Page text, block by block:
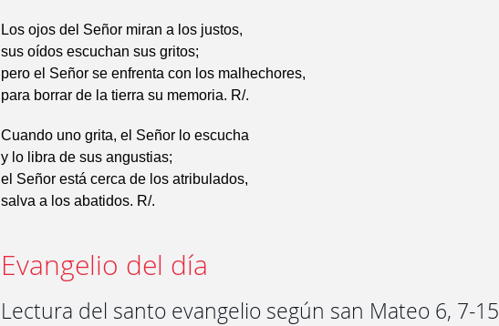
Los ojos del Señor miran a los justos,
sus oídos escuchan sus gritos;
pero el Señor se enfrenta con los malhechores,
para borrar de la tierra su memoria. R/.
Cuando uno grita, el Señor lo escucha
y lo libra de sus angustias;
el Señor está cerca de los atribulados,
salva a los abatidos. R/.
Evangelio del día
Lectura del santo evangelio según san Mateo 6, 7-15